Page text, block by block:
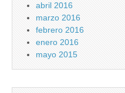
abril 2016
marzo 2016
febrero 2016
enero 2016
mayo 2015